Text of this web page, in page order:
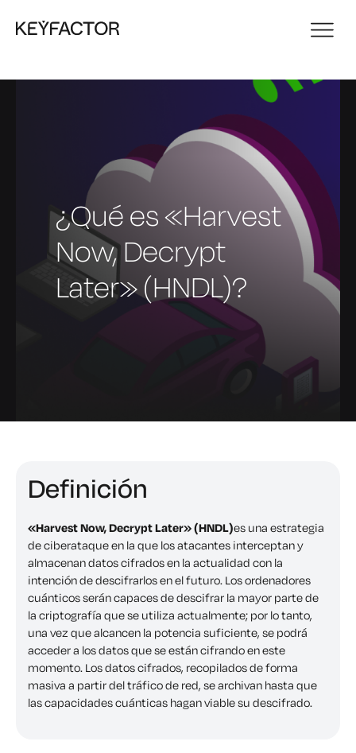
¿Qué es «Harvest
Now, Decrypt
Later» (HNDL)?
Definición
«Harvest Now, Decrypt Later» (HNDL)es una estrategia
de ciberataque en la que los atacantes interceptan y
almacenan datos cifrados en la actualidad con la
intención de descifrarlos en el futuro. Los ordenadores
cuánticos serán capaces de descifrar la mayor parte de
la criptografía que se utiliza actualmente; por lo tanto,
una vez que alcancen la potencia suficiente, se podrá
acceder a los datos que se están cifrando en este
momento. Los datos cifrados, recopilados de forma
masiva a partir del tráfico de red, se archivan hasta que
las capacidades cuánticas hagan viable su descifrado.